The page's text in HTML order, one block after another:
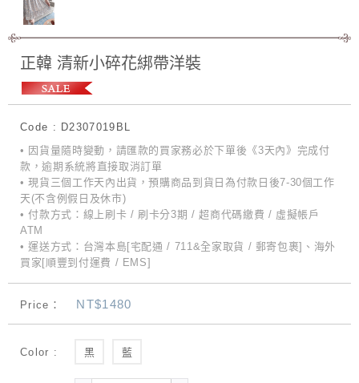
正韓 清新小碎花綁帶洋裝
Code : D2307019BL
• 因貨量隨時變動，請匯款的買家務必於下單後《3天內》完成付
款，逾期系統將直接取消訂單
• 現貨三個工作天內出貨，預購商品到貨日為付款日後7-30個工作
天(不含例假日及休市)
• 付款方式：線上刷卡 / 刷卡分3期 / 超商代碼繳費 / 虛擬帳戶
ATM
• 運送方式：台灣本島[宅配通 / 711&全家取貨 / 郵寄包裹]、海外
買家[順豐到付運費 / EMS]
Price： NT$1480
Color : 黑 藍